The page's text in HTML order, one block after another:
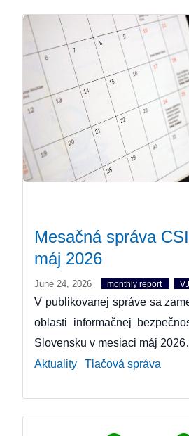
Mesačná správa
máj 2026
June 24, 2026 monthly report
V publikovanej správe sa
oblasti informačnej
Slovensku v mesiaci máj
Aktuality
Tlačová správa